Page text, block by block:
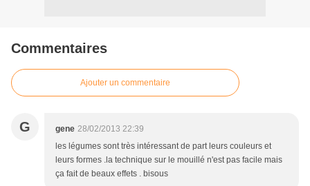
Commentaires
Ajouter un commentaire
G gene 28/02/2013 22:39
les légumes sont très intéressant de part leurs couleurs et
leurs formes .la technique sur le mouillé n'est pas facile mais
ça fait de beaux effets . bisous